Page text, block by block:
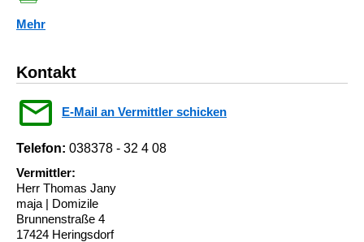
Mehr
Kontakt
E-Mail an Vermittler schicken
Telefon: 038378 - 32 4 08
Vermittler:
Herr Thomas Jany
maja | Domizile
Brunnenstraße 4
17424 Heringsdorf